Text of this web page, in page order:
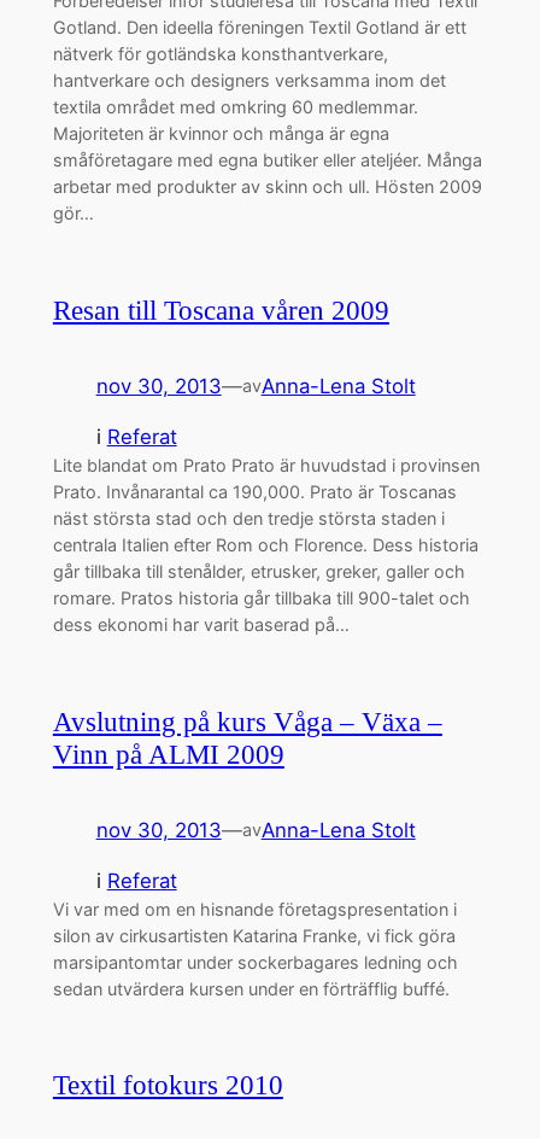
Gotland. Den ideella föreningen Textil Gotland är ett
nätverk för gotländska konsthantverkare,
hantverkare och designers verksamma inom det
textila området med omkring 60 medlemmar.
Majoriteten är kvinnor och många är egna
småföretagare med egna butiker eller ateljéer. Många
arbetar med produkter av skinn och ull. Hösten 2009
gör…
Resan till Toscana våren 2009
nov 30, 2013—avAnna-Lena Stolt
i Referat
Lite blandat om Prato Prato är huvudstad i provinsen
Prato. Invånarantal ca 190,000. Prato är Toscanas
näst största stad och den tredje största staden i
centrala Italien efter Rom och Florence. Dess historia
går tillbaka till stenålder, etrusker, greker, galler och
romare. Pratos historia går tillbaka till 900-talet och
dess ekonomi har varit baserad på…
Avslutning på kurs Våga – Växa –
Vinn på ALMI 2009
nov 30, 2013—avAnna-Lena Stolt
i Referat
Vi var med om en hisnande företagspresentation i
silon av cirkusartisten Katarina Franke, vi fick göra
marsipantomtar under sockerbagares ledning och
sedan utvärdera kursen under en förträfflig buffé.
Textil fotokurs 2010